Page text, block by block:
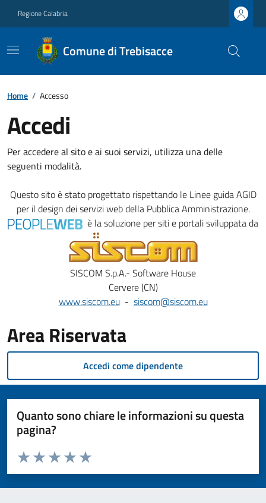
Regione Calabria
Comune di Trebisacce
Home / Accesso
Accedi
Per accedere al sito e ai suoi servizi, utilizza una delle
seguenti modalità.
Questo sito è stato progettato rispettando le Linee guida AGID
per il design dei servizi web della Pubblica Amministrazione.
è la soluzione per siti e portali sviluppata da
SISCOM S.p.A.- Software House
Cervere (CN)
www.siscom.eu- siscom@siscom.eu
Area Riservata
Accedi come dipendente
Quanto sono chiare le informazioni su questa
pagina?
Valuta da 1 a 5 stelle la pagina
Valuta 5 stelle su 5
Valuta 4 stelle su 5
Valuta 3 stelle su 5
Valuta 2 stelle su 5
Valuta 1 stelle su 5